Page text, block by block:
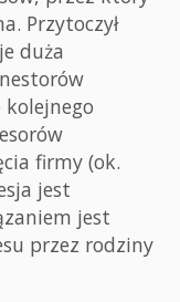
Przytoczył
duża
kolejnego
firmy (ok.
jest
jest
przez rodziny